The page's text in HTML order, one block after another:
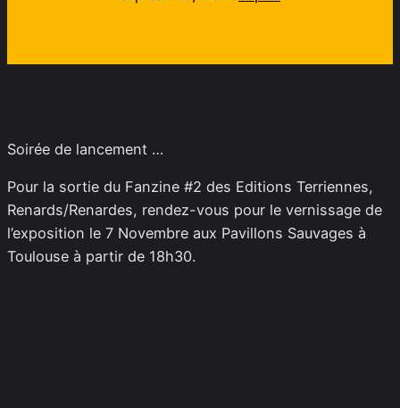
Soirée de lancement …
Pour la sortie du Fanzine #2 des Editions Terriennes,
Renards/Renardes, rendez-vous pour le vernissage de
l’exposition le 7 Novembre aux Pavillons Sauvages à
Toulouse à partir de 18h30.